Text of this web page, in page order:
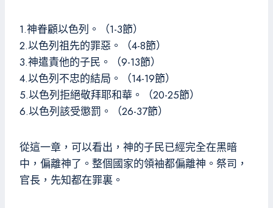
1.神眷顧以色列。（1-3節）
2.以色列祖先的罪惡。（4-8節）
3.神遣責他的子民。（9-13節）
4.以色列不忠的結局。（14-19節）
5.以色列拒絕敬拜耶和華。（20-25節）
6.以色列該受懲罰。（26-37節）
從這一章，可以看出，神的子民已經完全在黑暗
中，偏離神了。整個國家的領袖都偏離神。祭司，
官長，先知都在罪裏。